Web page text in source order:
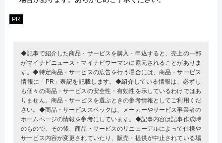
PR
◆記事で紹介した商品・サービスを購入・申込すると、売上の一部
がマイナビニュース・マイナビウーマンに還元されることがありま
す。◆特定商品・サービスの広告を行う場合には、商品・サービス
情報に「PR」表記を記載します。◆紹介している情報は、必ずし
も個々の商品・サービスの安全性・有効性を示しているわけではあ
りません。商品・サービスを選ぶときの参考情報としてご利用くだ
さい。◆商品・サービススペックは、メーカーやサービス事業者の
ホームページの情報を参考にしています。◆記事内容は記事作成時
のもので、その後、商品・サービスのリニューアルによって仕様や
サービス内容が変更されていたり、販売・提供が中止されている場